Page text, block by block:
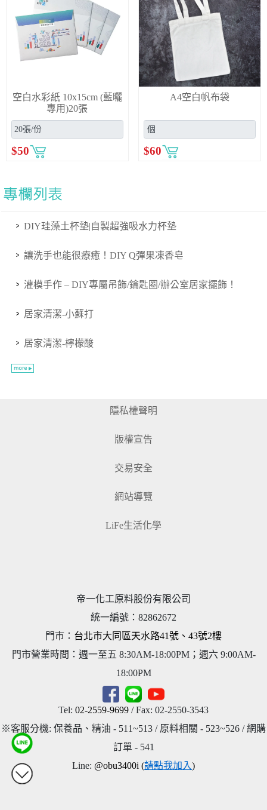
DIY珪藻土杯墊|自製超強吸水力杯墊
讓洗手也能很療癒！DIY Q彈果凍香皂
灌模手作 – DIY專屬吊飾/鑰匙圈/辦公室居家擺飾！
居家清潔-小蘇打
居家清潔-檸檬酸
空白水彩紙 10x15cm (藍曬
專用)20張
$50
A4空白帆布袋
$60
隱私權聲明
版權宣告
交易安全
網站導覽
LiFe生活化學
帝一化工原料股份有限公司
統一編號 ： 82862672
門市： 台北市大同區天水路41號、43號2樓
門市營業時間：週一至五 8:30AM-18:00PM；週六 9:00AM-
18:00PM
Tel: 02-2559-9699 / Fax: 02-2550-3543
※客服分機: 保養品、精油 - 511~513 / 原料相關 - 523~526 / 網購
訂單 - 541
Line: @obu3400i (請點我加入)